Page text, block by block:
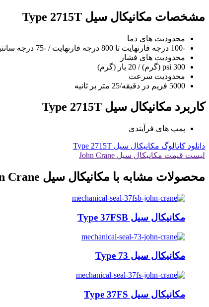
مشخصات مکانیکال سیل Type 2715T
محدودیت های دما
-100 درجه فارنهایت تا 800 درجه فارنهایت / -75 درجه سانتیگراد تا 425 درجه سانتیگراد
محدودیت های فشار
300 psi (گرم) / 20 بار (گرم)
محدودیت سرعت
5000 فریم در دقیقه/25 متر بر ثانیه
کاربرد مکانیکال سیل Type 2715T
پمپ های فرآیندی
دانلود کاتالوگ مکانیکال سیل Type 2715T
لیست قیمت مکانیکال سیل John Crane
محصولات مشابه با مکانیکال سیل John Crane
مکانیکال سیل Type 37FSB
مکانیکال سیل Type 73
مکانیکال سیل Type 37FS